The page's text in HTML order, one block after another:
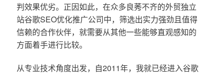
判效果优劣。正因如此，在众多良莠不齐的外贸独立
站谷歌SEO优化推广公司中，筛选出实力强劲且值得
信赖的合作伙伴，就需要从其他一些能够直观感知的
方面着手进行比较。
从专业技术角度出发，自2011年，我就已经进入谷歌